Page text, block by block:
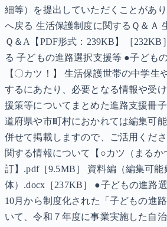
細等）を提出していただくことがあ
へ戻る 生活保護制度に関するＱ＆Ａ
Ｑ＆A【PDF形式：239KB】［232KB
る 子どもの進路選択支援等 ●子ども
【〇カツ！】 生活保護世帯の中学生
するにあたり、必要となる情報や受
援策等についてまとめた進路支援冊
道府県や市町村におかれては編集可
併せて掲載しますので、ご活用くだ
関する情報について【○カツ（まるか
訂】.pdf［9.5MB］ 資料編（編集可能
体）.docx［237KB］ ●子どもの進路
10月から制度化された「子どもの進
いて、令和７年度に事業実施した自